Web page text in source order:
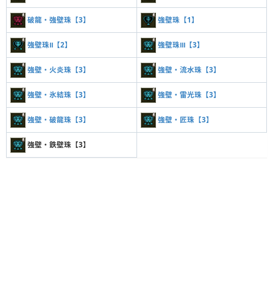
破龍・強壁珠【3】 強壁珠【1】
強壁珠Ⅱ【2】 強壁珠Ⅲ【3】
強壁・火炎珠【3】 強壁・流水珠【3】
強壁・氷結珠【3】 強壁・雷光珠【3】
強壁・破龍珠【3】 強壁・匠珠【3】
強壁・鉄壁珠【3】